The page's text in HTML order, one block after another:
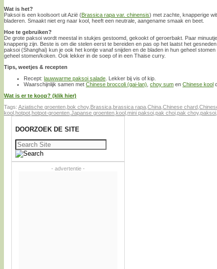
Wat is het?
Paksoi is een koolsoort uit Azië (Brassica rapa var. chinensis) met zachte, knapperige
bladeren. Smaakt niet erg naar kool, heeft een neutrale, aangename smaak en beet.
Hoe te gebruiken?
De grote paksoi wordt meestal in stukjes gestoomd, gekookt of geroerbakt. Paar
knapperig zijn. Beste is om die stelen eerst te bereiden en pas op het laatst het
paksoi (Shanghai) kun je ook het kontje vanaf snijden en de bladen in hun geheel
geheel stomen/koken. Ook lekker in de soep of in een Thaise curry.
Tips, weetjes & recepten
Recept: lauwwarme paksoi salade . Lekker bij vis of kip.
Waarschijnlijk samen met Chinese broccoli (gai-lan) choy sum en Chinese kool
Wat is er te koop? (klik hier)
Tags: Aziatische groenten bok choy, Brassica brassica rapa China Chinese chard
kool hotpot hotpot-groenten Japanse groenten kool mini paksoi pak choi pak choy,paksoi
DOORZOEK DE SITE
Zoeken
naar:
- advertentie -